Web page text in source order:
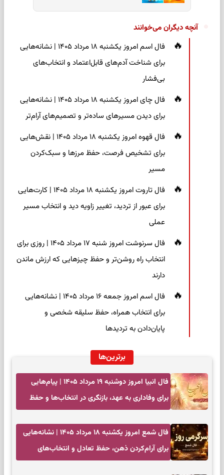
آنچه دیگران می‌خوانند
فال اسم امروز یکشنبه ۱۸ مرداد ۱۴۰۵ | نشانه‌هایی
برای شناخت آدم‌های قابل‌اعتماد و انتخاب‌های
بی‌فشار
فال چای امروز یکشنبه ۱۸ مرداد ۱۴۰۵ | نشانه‌هایی
برای دیدن مسیرهای ساده‌تر و تصمیم‌های آرام‌تر
فال قهوه امروز یکشنبه ۱۸ مرداد ۱۴۰۵ | نقش‌هایی
برای تشخیص فرصت، حفظ مرزها و سبک‌کردن
مسیر
فال تاروت امروز یکشنبه ۱۸ مرداد ۱۴۰۵ | کارت‌هایی
برای عبور از تردید، تغییر زاویه دید و انتخاب مسیر
عملی
فال سرنوشت امروز شنبه ۱۷ مرداد ۱۴۰۵ | روزی برای
انتخاب راه روشن‌تر و حفظ چیزهایی که ارزش ماندن
دارند
فال اسم امروز جمعه ۱۶ مرداد ۱۴۰۵ | نشانه‌هایی
برای انتخاب همراه، حفظ سلیقه شخصی و
پایان‌دادن به تردیدها
برترین‌ها
فال انبیا امروز دوشنبه ۱۹ مرداد ۱۴۰۵ | پیام‌هایی
برای وفاداری به عهد، بازنگری در انتخاب‌ها و حفظ
فال شمع امروز یکشنبه ۱۸ مرداد ۱۴۰۵ | نشانه‌هایی
برای آرام‌کردن ذهن، حفظ تعادل و انتخاب‌های